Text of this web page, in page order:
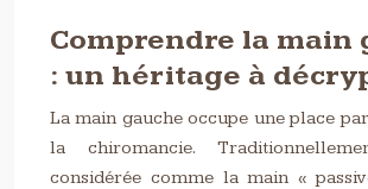
Comprendre la main
: un héritage à
La main gauche occupe une place
la chiromancie.
considérée comme la main «